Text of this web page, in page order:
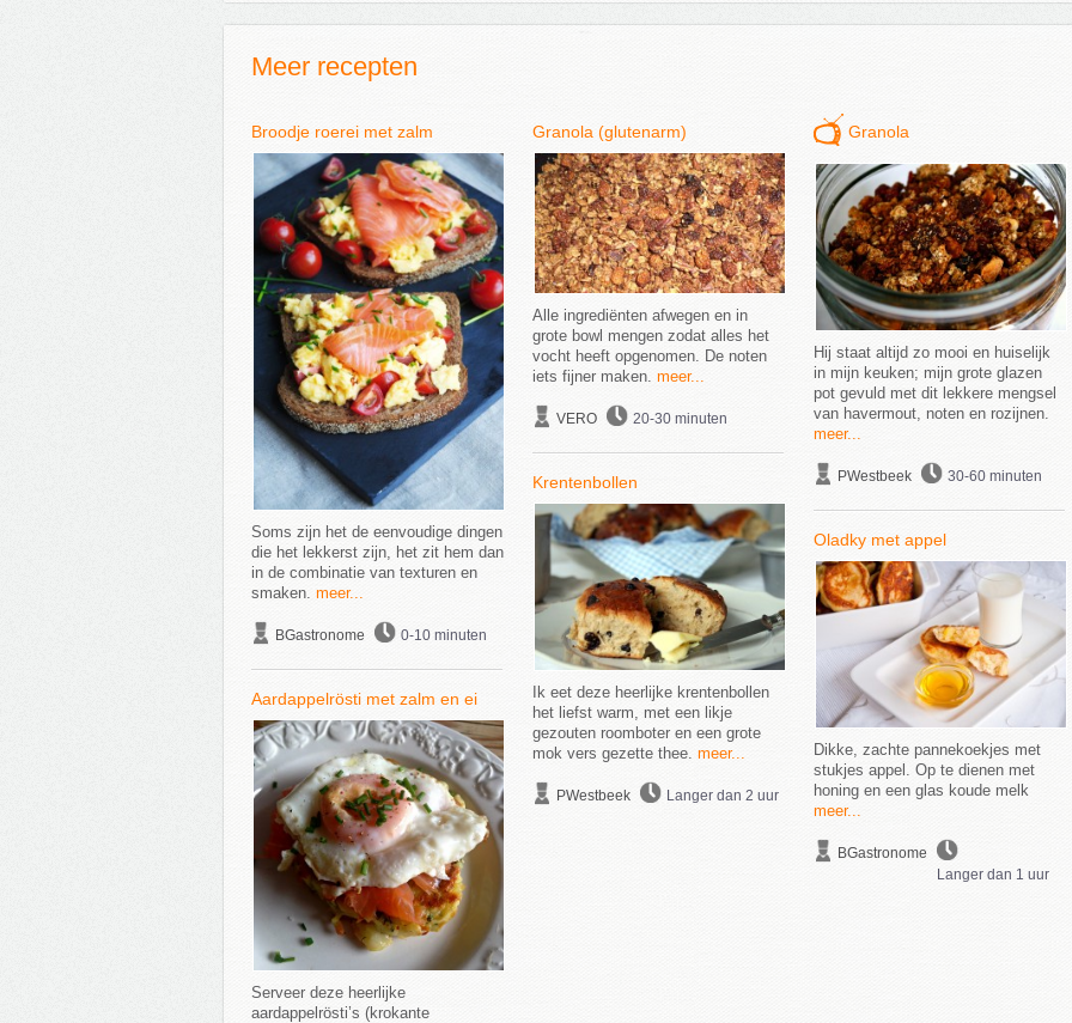
Meer recepten
Broodje roerei met zalm
Soms zijn het de eenvoudige dingen
die het lekkerst zijn, het zit hem dan
in de combinatie van texturen en
smaken. meer...
BGastronome 0-10 minuten
Aardappelrösti met zalm en ei
Serveer deze heerlijke
aardappelrösti’s (krokante
Granola (glutenarm)
Alle ingrediënten afwegen en in
grote bowl mengen zodat alles het
vocht heeft opgenomen. De noten
iets fijner maken. meer...
VERO 20-30 minuten
Krentenbollen
Ik eet deze heerlijke krentenbollen
het liefst warm, met een likje
gezouten roomboter en een grote
mok vers gezette thee. meer...
PWestbeek Langer dan 2 uur
Granola
Hij staat altijd zo mooi en huiselijk
in mijn keuken; mijn grote glazen
pot gevuld met dit lekkere mengsel
van havermout, noten en rozijnen.
meer...
PWestbeek 30-60 minuten
Oladky met appel
Dikke, zachte pannekoekjes met
stukjes appel. Op te dienen met
honing en een glas koude melk
meer...
BGastronome
Langer dan 1 uur